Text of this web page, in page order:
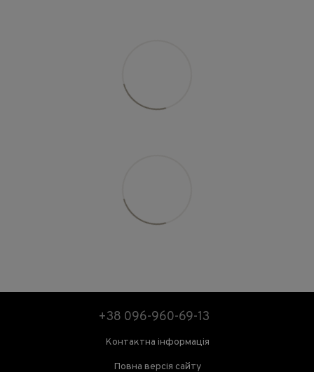
+38 096-960-69-13
Контактна інформація
Повна версія сайту